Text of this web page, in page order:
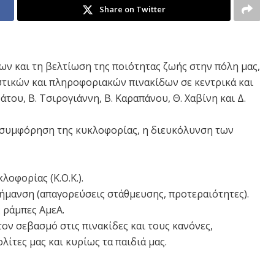
Share on Twitter
και τη βελτίωση της ποιότητας ζωής στην πόλη μας,
και πληροφοριακών πινακίδων σε κεντρικά και
Β. Τσιρογιάννη, Β. Καραπάνου, Θ. Χαβίνη και Δ.
της κυκλοφορίας, η διευκόλυνση των
(Κ.Ο.Κ.).
(απαγορεύσεις στάθμευσης, προτεραιότητες).
ράμπες ΑμεΑ.
σεβασμό στις πινακίδες και τους κανόνες,
μας και κυρίως τα παιδιά μας.